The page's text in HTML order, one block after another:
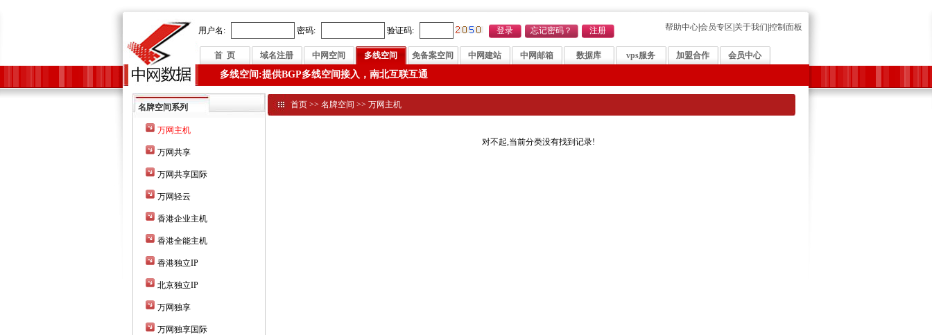
用户名: 密码: 验证码: 帮助中心|会员专区 关于我们 控制面板
首 页 域名注册 中网空间 多线空间 免备案空间 中网建站 中网邮箱 数据库 vps服务 加盟合作 会员中心
多线空间:提供BGP多线空间接入，南北互联互通
名牌空间系列
万网主机
万网共享
万网共享国际
万网轻云
香港企业主机
香港全能主机
香港独立IP
北京独立IP
万网独享
万网独享国际
首页>> 名牌空间 >> 万网主机
对不起,当前分类没有找到记录!